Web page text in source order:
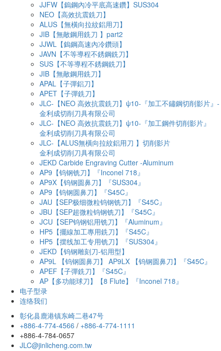
JJFW【鎢鋼內冷平底高速鑽】SUS304
NEO【高效抗震銑刀】
ALUS【無橫向拉紋鋁用刀】
JIB【無敵鋼用銑刀 】part2
JJWL【鎢鋼高速內冷鑽頭】
JAVN【不等導程不銹鋼銑刀】
SUS【不等導程不銹鋼銑刀】
JIB【無敵鋼用銑刀】
APAL【子彈鋁刀】
APET【子彈銑刀】
JLC-【NEO 高效抗震銑刀】ψ10-『加工不鏽鋼切削影片』-
金利成切削刀具有限公司
JLC-【NEO 高效抗震銑刀】ψ10-『加工鋼件切削影片』
金利成切削刀具有限公司
JLC-【ALUS無橫向拉紋鋁用刀 】切削影片
金利成切削刀具有限公司
JEKD Carbide Engraving Cutter -Aluminum
AP9【钨钢铣刀】『Inconel 718』
AP9X【钨钢圆鼻刀】『SUS304』
AP9【钨钢圆鼻刀】『S45C』
JAU【SEP极细微粒钨钢铣刀】『S45C』
JBU【SEP超微粒钨钢铣刀】『S45C』
JCU【SEP钨钢铝用铣刀】『Aluminum』
HP5【擺線加工專用銑刀】『S45C』
HP5【摆线加工专用铣刀】『SUS304』
JEKD【钨钢雕刻刀-铝用型】
AP9L 【钨钢圆鼻刀】 AP9LX 【钨钢圆鼻刀】『S45C』
APEF【子彈銑刀】『S45C』
AP【多功能球刀】【8 Flute】『Inconel 718』
电子型录
连络我们
彰化县鹿港镇东崎二巷47号
+886-4-774-4566 / +886-4-774-1111
+886-4-784-0657
JLC@jinlicheng.com.tw